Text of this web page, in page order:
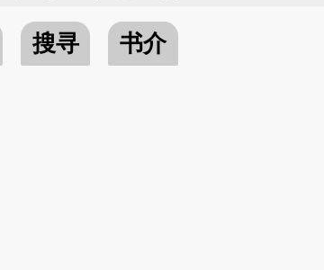
搜寻
书介